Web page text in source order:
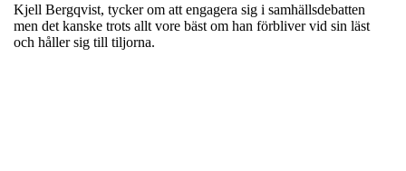
Kjell Bergqvist, tycker om att engagera sig i samhällsdebatten
men det kanske trots allt vore bäst om han förbliver vid sin läst
och håller sig till tiljorna.